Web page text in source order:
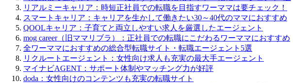
リアルミーキャリア：時短正社員での転職を目指すワーママは要チェック！
スマートキャリア：キャリアを生かして働きたい30～40代のママにおすすめ
QOOLキャリア：子育てと両立しやすい求人を厳選したエージェント
mog career（旧ママリブラ）：正社員での転職にこだわるワーママにおすすめ
全ワーママにおすすめの総合型転職サイト・転職エージェント5選
リクルートエージェント：女性向け求人も充実の最大手エージェント
マイナビAGENT：サポート体制やマッチング力が好評
doda：女性向けのコンテンツも充実の転職サイト